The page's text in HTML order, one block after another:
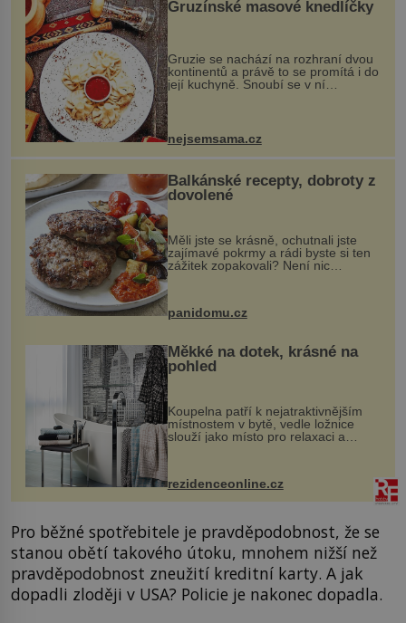
Gruzínské masové knedlíčky
Gruzie se nachází na rozhraní dvou
kontinentů a právě to se promítá i do
její kuchyně. Snoubí se v ní
evropské a asijské chutě a díky tomu
vznikají rozmanité a chuťově bohaté
pokrmy, které rozhodně st...
nejsemsama.cz
Balkánské recepty, dobroty z
dovolené
Měli jste se krásně, ochutnali jste
zajímavé pokrmy a rádi byste si ten
zážitek zopakovali? Není nic
snazšího. Pljeskavica (10 porcí)
Možná jste ji ochutnali na dovolené v
panidomu.cz
Měkké na dotek, krásné na
pohled
Koupelna patří k nejatraktivnějším
místnostem v bytě, vedle ložnice
slouží jako místo pro relaxaci a
odpočinek. Koupelnový textil –
ručníky, osušky a koberečky –
mohou jako mávnutím kouzelného
proutku...
rezidenceonline.cz
Pro běžné spotřebitele je pravděpodobnost, že se
stanou obětí takového útoku, mnohem nižší než
pravděpodobnost zneužití kreditní karty. A jak
dopadli zloději v USA? Policie je nakonec dopadla.